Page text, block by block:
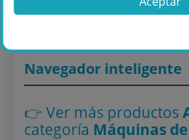
Lo encuentras también en: ,
Navegador inteligente
👉 Ver más productos
categoría Máquinas